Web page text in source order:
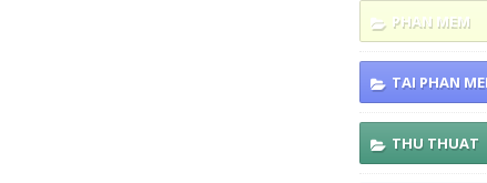
PHAN MEM
TAI PHAN
THU THUAT